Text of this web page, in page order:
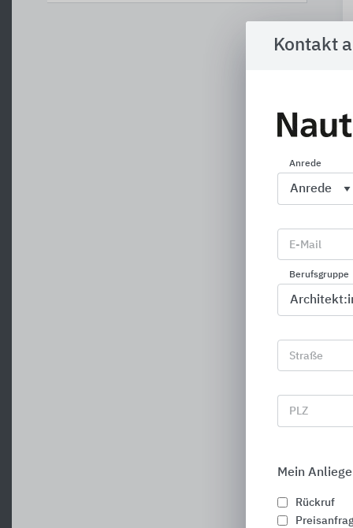
Kontakt
Anrede
E-Mail
Berufsgruppe
Straße
PLZ
Mein
Rückruf